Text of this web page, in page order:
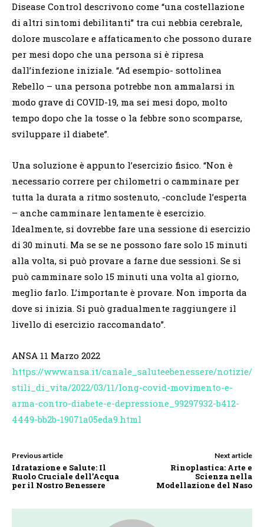
Disease Control descrivono come “una costellazione
di altri sintomi debilitanti” tra cui nebbia cerebrale,
dolore muscolare e affaticamento che possono durare
per mesi dopo che una persona si è ripresa
dall’infezione iniziale. “Ad esempio- sottolinea
Rebello – una persona potrebbe non ammalarsi in
modo grave di COVID-19, ma sei mesi dopo, molto
tempo dopo che la tosse o la febbre sono scomparse,
sviluppare il diabete”.
Una soluzione è appunto l’esercizio fisico. “Non è
necessario correre per chilometri o camminare per
tutta la durata a ritmo sostenuto, -conclude l’esperta
– anche camminare lentamente è esercizio.
Idealmente, si dovrebbe fare una sessione di esercizio
di 30 minuti. Ma se se ne possono fare solo 15 minuti
alla volta, si può provare a farne due sessioni. Se si
può camminare solo 15 minuti una volta al giorno,
meglio farlo. L’importante è provare. Non importa da
dove si inizia. Si può gradualmente raggiungere il
livello di esercizio raccomandato”.
ANSA 11 Marzo 2022
https://www.ansa.it/canale_saluteebenessere/notizie/
stili_di_vita/2022/03/11/long-covid-movimento-e-
arma-contro-diabete-e-depressione_99297932-b412-
4449-bb2b-19071a05eda9.html
Previous article
Idratazione e Salute: Il
Ruolo Cruciale dell’Acqua
per il Nostro Benessere
Next article
Rinoplastica: Arte e
Scienza nella
Modellazione del Naso